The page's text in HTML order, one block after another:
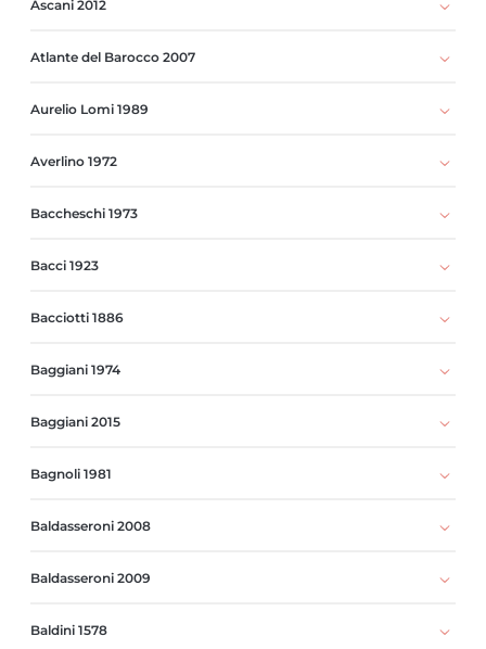
Ascani 2012
Atlante del Barocco 2007
Aurelio Lomi 1989
Averlino 1972
Baccheschi 1973
Bacci 1923
Bacciotti 1886
Baggiani 1974
Baggiani 2015
Bagnoli 1981
Baldasseroni 2008
Baldasseroni 2009
Baldini 1578